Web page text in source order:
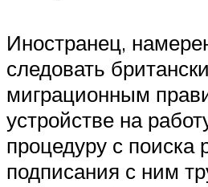
Иностранец,
следовать
миграционным
устройстве на
процедуру с поиска
подписания с ним